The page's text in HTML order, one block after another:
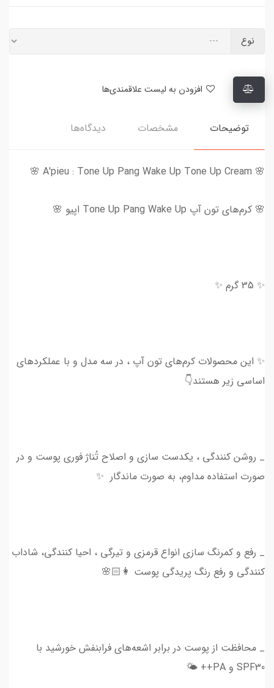
نوع
توضیحات مشخصات دیدگاه‌ها
🌸 A'pieu : Tone Up Pang Wake Up Tone Up Cream 🌸
🌸 کرم‌های تون آپ Tone Up Pang Wake Up اپیو 🌸
✨ 35 گرم ✨
✨ این محصولات کرم‌های تون آپ ، در سه مدل و با عملکردهای
اساسی زیر هستند👇
_ روشن کنندگی ، یکدست سازی و اصلاح تُناژ فوری پوست و در
صورت استفاده مداوم، به‌ صورت ماندگار ✨
_ رفع و کمرنگ سازی انواع قرمزی و تیرگی ، احیا کنندگی، شاداب
کنندگی و رفع رنگ پریدگی پوست 👩🏻🌸
_ محافظت از پوست در برابر اشعه‌های فرابنفش خورشید با
SPF30 و PA++ 🌤